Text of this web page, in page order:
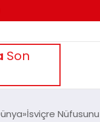
Son
İsviçre Nüfusunu